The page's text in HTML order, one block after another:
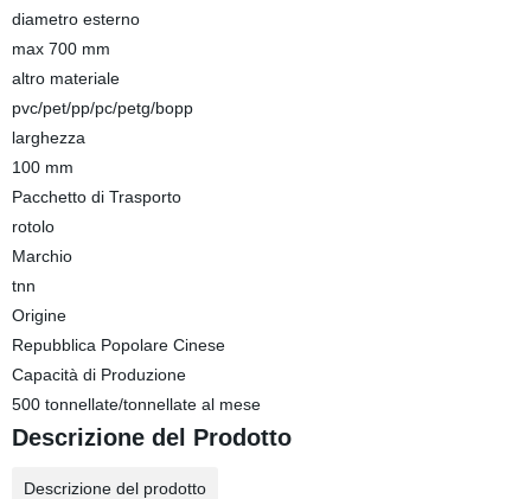
diametro esterno
max 700 mm
altro materiale
pvc/pet/pp/pc/petg/bopp
larghezza
100 mm
Pacchetto di Trasporto
rotolo
Marchio
tnn
Origine
Repubblica Popolare Cinese
Capacità di Produzione
500 tonnellate/tonnellate al mese
Descrizione del Prodotto
Descrizione del prodotto